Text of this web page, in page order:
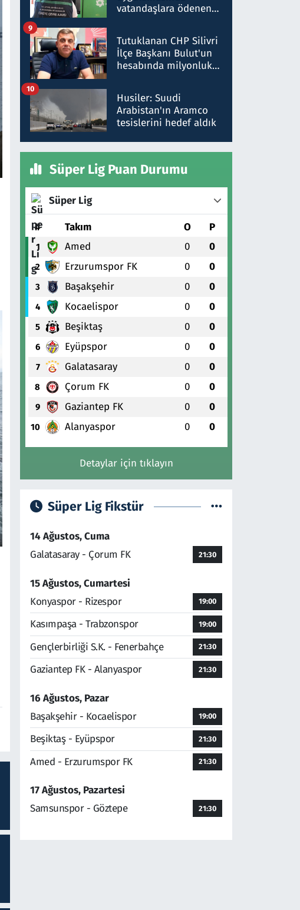
vatandaşlara ödenen
düşürüldüğü" iddiasını
yalanladı
Tutuklanan CHP Silivri
İlçe Başkanı Bulut'un
hesabında milyonluk
talimat verdi, ben
gönderdim
9
Husiler: Suudi
Arabistan'ın Aramco
tesislerini hedef aldık
10
Süper Lig Puan Durumu
Süper Lig
# Takım O P
1 Amed 0 0
2 Erzurumspor FK 0 0
3 Başakşehir 0 0
4 Kocaelispor 0 0
5 Beşiktaş 0 0
6 Eyüpspor 0 0
7 Galatasaray 0 0
8 Çorum FK 0 0
9 Gaziantep FK 0 0
10 Alanyaspor 0 0
Detaylar için tıklayın
Süper Lig Fikstür
14 Ağustos, Cuma
Galatasaray - Çorum FK
21:30
15 Ağustos, Cumartesi
Konyaspor - Rizespor
19:00
Kasımpaşa - Trabzonspor 19:00
Gençlerbirliği S.K. - Fenerbahçe 21:30
Gaziantep FK - Alanyaspor 21:30
16 Ağustos, Pazar
Başakşehir - Kocaelispor
19:00
Beşiktaş - Eyüpspor 21:30
Amed - Erzurumspor FK 21:30
17 Ağustos, Pazartesi
Samsunspor - Göztepe
21:30